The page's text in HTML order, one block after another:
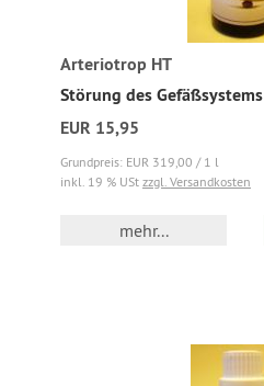
Arteriotrop HT
Störung des Gefäßsystems
EUR 15,95
Grundpreis: EUR 319,00 / 1 l
inkl. 19 % USt zzgl. Versandkosten
mehr...